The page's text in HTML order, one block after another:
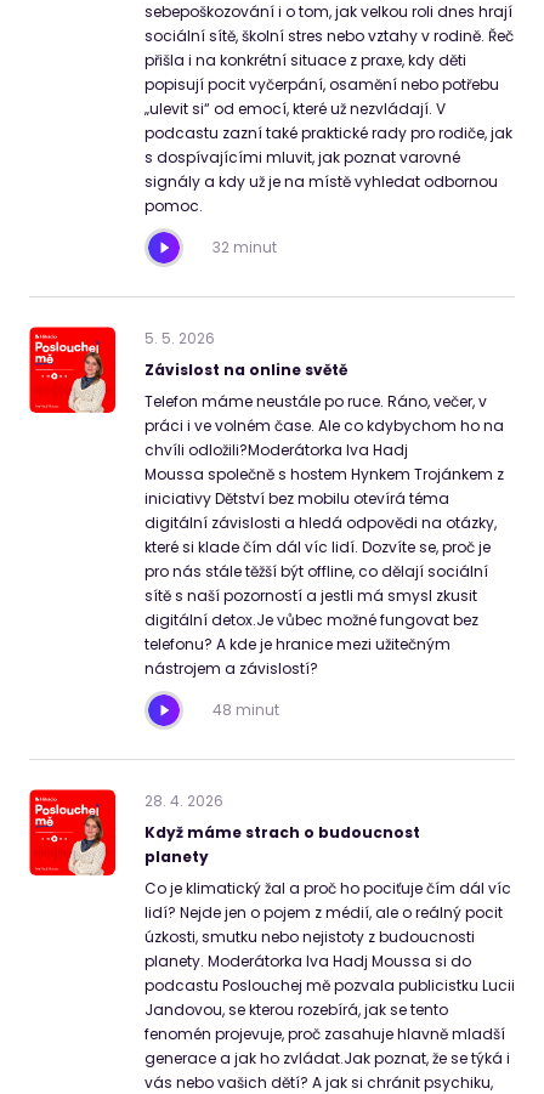
sebepoškozování i o tom, jak velkou roli dnes hrají
sociální sítě, školní stres nebo vztahy v rodině. Řeč
přišla i na konkrétní situace z praxe, kdy děti
popisují pocit vyčerpání, osamění nebo potřebu
„ulevit si“ od emocí, které už nezvládají. V
podcastu zazní také praktické rady pro rodiče, jak
s dospívajícími mluvit, jak poznat varovné
signály a kdy už je na místě vyhledat odbornou
pomoc.
32 minut
5. 5. 2026
Závislost na online světě
Telefon máme neustále po ruce. Ráno, večer, v
práci i ve volném čase. Ale co kdybychom ho na
chvíli odložili?Moderátorka Iva Hadj
Moussa společně s hostem Hynkem Trojánkem z
iniciativy Dětství bez mobilu otevírá téma
digitální závislosti a hledá odpovědi na otázky,
které si klade čím dál víc lidí. Dozvíte se, proč je
pro nás stále těžší být offline, co dělají sociální
sítě s naší pozorností a jestli má smysl zkusit
digitální detox.Je vůbec možné fungovat bez
telefonu? A kde je hranice mezi užitečným
nástrojem a závislostí?
48 minut
28. 4. 2026
Když máme strach o budoucnost
planety
Co je klimatický žal a proč ho pociťuje čím dál víc
lidí? Nejde jen o pojem z médií, ale o reálný pocit
úzkosti, smutku nebo nejistoty z budoucnosti
planety. Moderátorka Iva Hadj Moussa si do
podcastu Poslouchej mě pozvala publicistku Lucii
Jandovou, se kterou rozebírá, jak se tento
fenomén projevuje, proč zasahuje hlavně mladší
generace a jak ho zvládat.Jak poznat, že se týká i
vás nebo vašich dětí? A jak si chránit psychiku,